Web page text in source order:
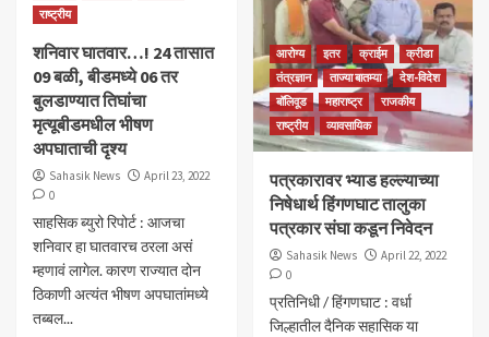
राष्ट्रीय
शनिवार घातवार…! 24 तासात
09 बळी, बीडमध्ये 06 तर
बुलडाण्यात तिघांचा
मृत्यूबीडमधील भीषण
अपघाताची दृश्य
Sahasik News
April 23, 2022
0
साहसिक ब्युरो रिपोर्ट : आजचा
शनिवार हा घातवारच ठरला असं
म्हणावं लागेल. कारण राज्यात दोन
ठिकाणी अत्यंत भीषण अपघातांमध्ये
तब्बल...
आरोग्य इतर क्राईम
क्रीडा
तंत्रज्ञान
ताज्या बातम्या
देश-विदेश
बॉलिवूड
महाराष्ट्र
राजकीय
राष्ट्रीय
व्यावसायिक
पत्रकारावर भ्याड हल्ल्याच्या
निषेधार्थ हिंगणघाट तालुका
पत्रकार संघा कडून निवेदन
Sahasik News
April 22, 2022
0
प्रतिनिधी / हिंगणघाट : वर्धा
जिल्हातील दैनिक सहासिक या